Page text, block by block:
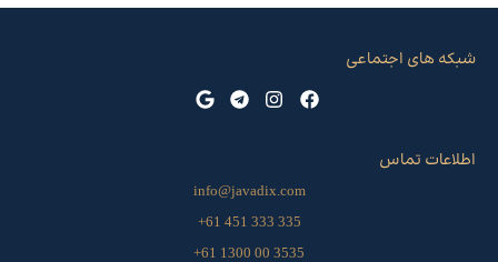
اطلاعات تماس
info@javadix.com
335 333 451 61+
3535 00 1300 61+
شبکه های اجتماعی